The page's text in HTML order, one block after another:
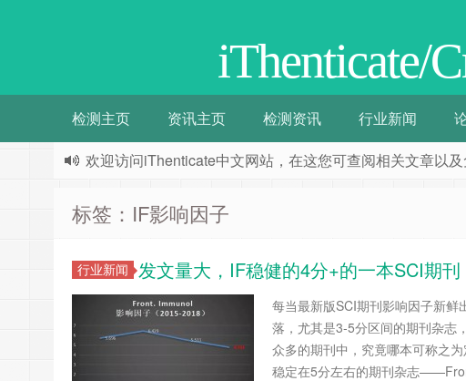
iThenticate/
检测主页 资讯主页 检测资讯 行业新闻
欢迎访问iThenticate中文网站，在这您可查阅相关文章以及
标签：IF影响因子
行业新闻 发文量大，IF稳健的4分+的一本SCI期刊
每当最新版SCI期刊影响因子新
落，尤其是3-5分区间的期刊杂志
众多的期刊中，究竟哪本可称之
稳定在5分左右的期刊杂志